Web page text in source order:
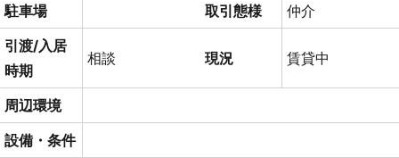
駐車場
取引態様
仲介
引渡/入居
時期
相談 現況 賃貸中
周辺環境
設備・条件